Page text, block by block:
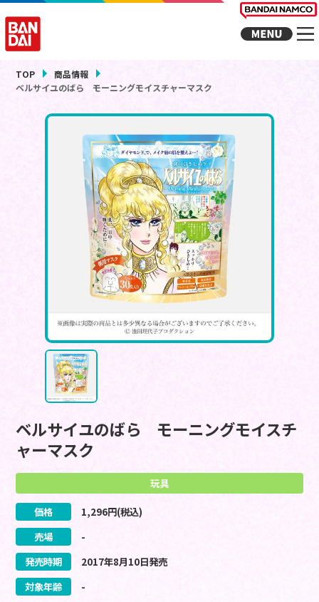
TOP
商品情報
ベルサイユのばら モーニングモイスチャーマスク
ベルサイユのばら モーニングモイスチ
ャーマスク
玩具
価格 1,296円(税込)
売場
-
発売時期
2017年8月10日発売
対象年齢
-